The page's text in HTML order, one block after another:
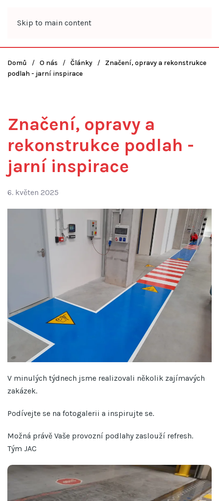
Skip to main content
Domů O nás Články
Značení, opravy a rekonstrukce
podlah - jarní inspirace
Značení, opravy a
rekonstrukce podlah -
jarní inspirace
6. květen 2025
V minulých týdnech jsme realizovali několik zajímavých
zakázek.
Podívejte se na fotogalerii a inspirujte se.
Možná právě Vaše provozní podlahy zaslouží refresh.
Tým JAC